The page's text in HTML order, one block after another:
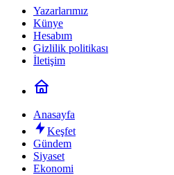
Yazarlarımız
Künye
Hesabım
Gizlilik politikası
İletişim
Anasayfa
Keşfet
Gündem
Siyaset
Ekonomi